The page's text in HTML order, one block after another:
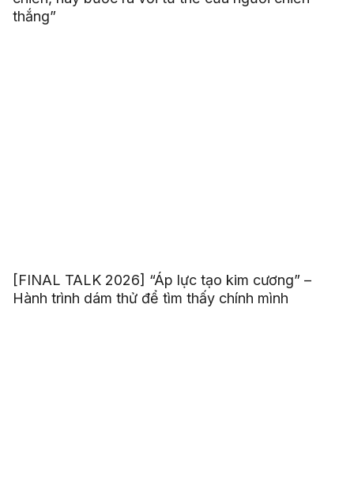
thắng”
[FINAL TALK 2026] “Áp lực tạo kim cương” –
Hành trình dám thử để tìm thấy chính mình